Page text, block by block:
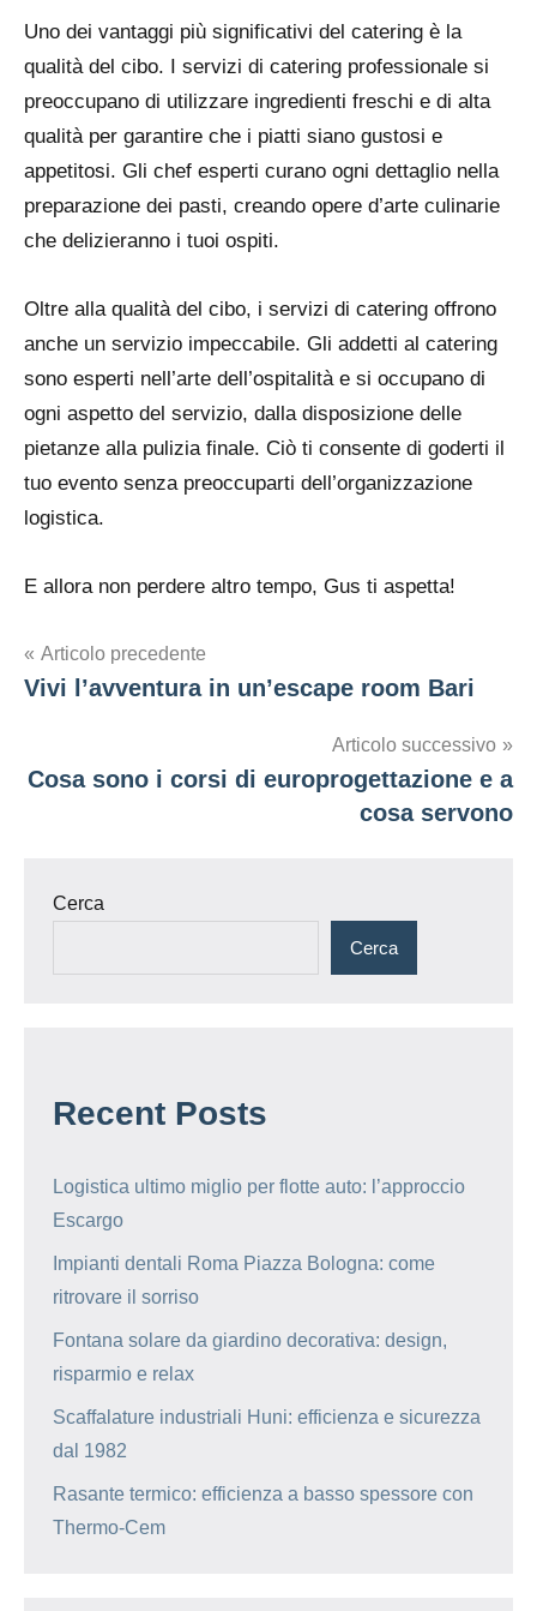
Uno dei vantaggi più significativi del catering è la
qualità del cibo. I servizi di catering professionale si
preoccupano di utilizzare ingredienti freschi e di alta
qualità per garantire che i piatti siano gustosi e
appetitosi. Gli chef esperti curano ogni dettaglio nella
preparazione dei pasti, creando opere d’arte culinarie
che delizieranno i tuoi ospiti.
Oltre alla qualità del cibo, i servizi di catering offrono
anche un servizio impeccabile. Gli addetti al catering
sono esperti nell’arte dell’ospitalità e si occupano di
ogni aspetto del servizio, dalla disposizione delle
pietanze alla pulizia finale. Ciò ti consente di goderti il
tuo evento senza preoccuparti dell’organizzazione
logistica.
E allora non perdere altro tempo, Gus ti aspetta!
Navigazione
articoli
Articolo precedente
Vivi l’avventura in un’escape room Bari
Articolo successivo
Cosa sono i corsi di europrogettazione e a
cosa servono
Cerca
Cerca
Recent Posts
Logistica ultimo miglio per flotte auto: l’approccio
Escargo
Impianti dentali Roma Piazza Bologna: come
ritrovare il sorriso
Fontana solare da giardino decorativa: design,
risparmio e relax
Scaffalature industriali Huni: efficienza e sicurezza
dal 1982
Rasante termico: efficienza a basso spessore con
Thermo-Cem